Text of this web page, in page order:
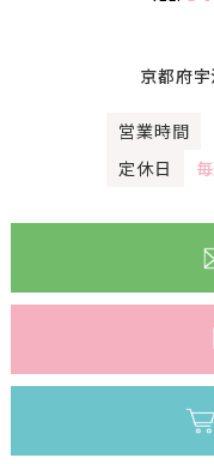
京都府
営業時間
定休日